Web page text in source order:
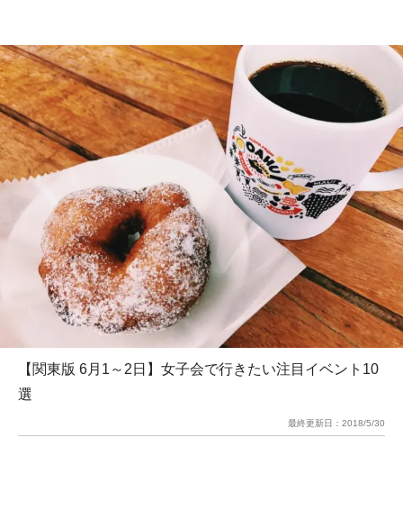
【関東版 6月1～2日】女子会で行きたい注目イベント10
選
最終更新日： 2018/5/30